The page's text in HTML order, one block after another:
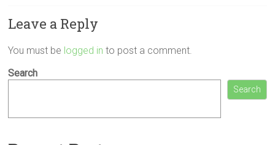
Leave a Reply
You must be logged in to post a comment.
Search
Search